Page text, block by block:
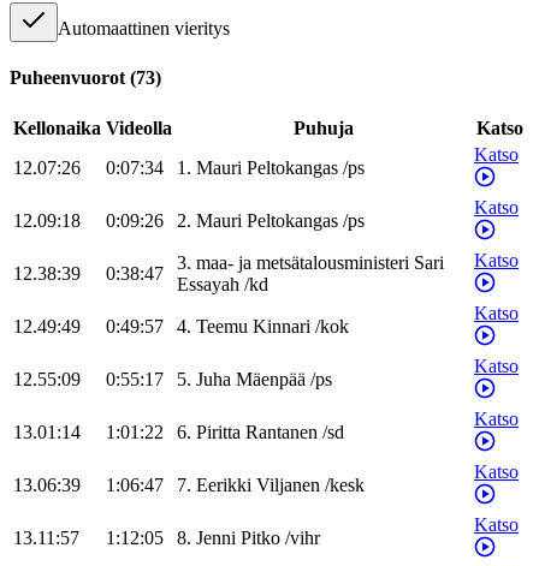
Automaattinen vieritys
Puheenvuorot (73)
Kellonaika Videolla Puhuja
Katso
12.07:26
0:07:34 1. Mauri Peltokangas /ps
Katso
12.09:18 0:09:26 2. Mauri Peltokangas /ps
Katso
12.38:39 0:38:47
3. maa- ja metsätalousministeri Sari
Essayah /kd
Katso
12.49:49 0:49:57 4. Teemu Kinnari /kok
Katso
12.55:09 0:55:17 5. Juha Mäenpää /ps
Katso
13.01:14 1:01:22 6. Piritta Rantanen /sd
Katso
13.06:39 1:06:47 7. Eerikki Viljanen /kesk
Katso
13.11:57 1:12:05 8. Jenni Pitko /vihr
Katso